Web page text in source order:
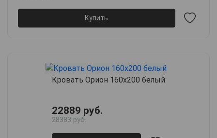
Купить
Кровать Орион 160х200 белый
22889 руб.
28383 руб.